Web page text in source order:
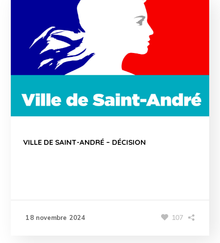
VILLE DE SAINT-ANDRÉ – DÉCISION
18 novembre 2024 107